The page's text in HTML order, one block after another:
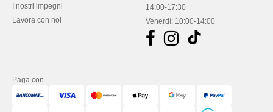
I nostri impegni
Lavora con noi
14:00-17:30
Venerdì: 10:00-14:00
Paga con